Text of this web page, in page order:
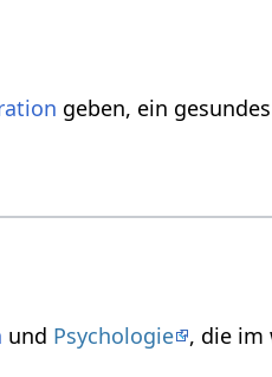
geben, ein
und Psychologie , die im